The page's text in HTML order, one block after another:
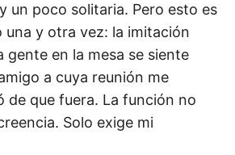
un poco solitaria. Pero esto es
una y otra vez: la imitación
gente en la mesa se siente
a cuya reunión me
de que fuera. La función no
Solo exige mi